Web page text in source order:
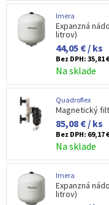
Imera
Expanzná
litrov)
44,05 € / ks
Bez DPH: 35,81
Na sklade
Quadroflex
Magnetický
85,08 € / ks
Bez DPH: 69,17
Na sklade
Imera
Expanzná
litrov)